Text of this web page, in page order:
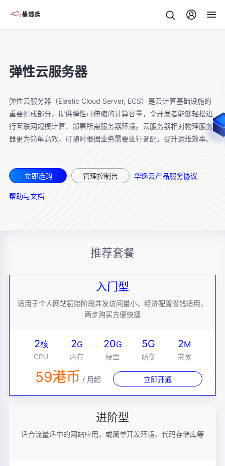
弹性云服务器
弹性云服务器（Elastic Cloud Server, ECS）是云计算基础设施的
重要组成部分，提供弹性可伸缩的计算容量，令开发者能够轻松进
行互联网规模计算、部署所需服务器环境。云服务器相对物理服务
器更为简单高效，可随时根据业务需要进行调配，提升运维效率。
立即选购 管理控制台 华逸云产品服务协议
帮助与文档
推荐套餐
入门型
适用于个人网站初始阶段并发访问量小，经济配置省钱适用，
两步购买方便快捷
2核
CPU
2G
内存
20G
硬盘
5G
防御
2M
带宽
59港币 / 月起 立即开通
进阶型
适合流量适中的网站应用，或简单开发环境、代码存储库等